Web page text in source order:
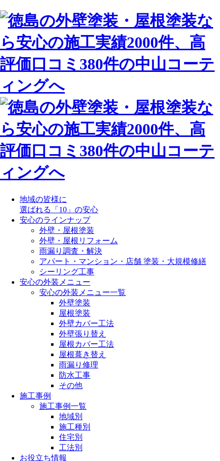
地域の皆様に
選ばれる「10」の安心
安心のラインナップ
外壁・屋根塗装
外壁・屋根リフォーム
雨漏り調査・解決
アパート・マンション・店舗 塗装・大規模修繕
シーリング工事
安心の外装メニュー
安心の外装メニュー一覧
外壁塗装
屋根塗装
外壁カバー工法
外壁張り替え
屋根カバー工法
屋根葺き替え
雨漏り修理
防水工事
その他
施工事例
施工事例一覧
地域別
施工種別
住宅別
工法別
お役立ち情報